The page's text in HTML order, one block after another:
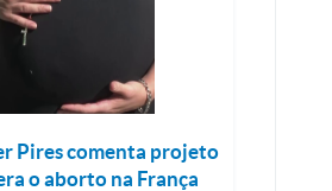
Pires comenta projeto
o aborto na França